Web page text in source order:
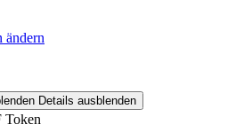
ändern
Details ausblenden
Token